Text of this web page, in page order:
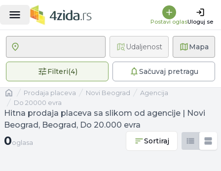
Postavi oglasUloguj se
Mapa
Filteri(4)4 primenjena filteraSačuvaj pretragu
Udaljenost
Naslovnaprodaja placeva Novi Beograd
agencija
Do 20000 evra
Hitna prodaja placeva sa slikom od agencije | Novi
Beograd, Beograd, Do 20.000 evra
0 oglasa
0oglasa Sortiraj